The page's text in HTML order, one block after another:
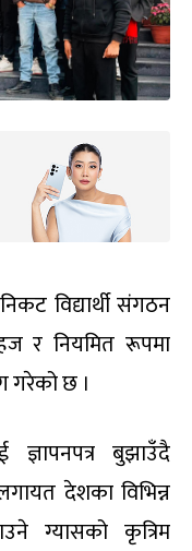
विद्यार्थी संगठन
र नियमित रूपमा
गरेको छ ।
बुझाउँदै
देशका विभिन्न
ग्यासको कृत्रिम